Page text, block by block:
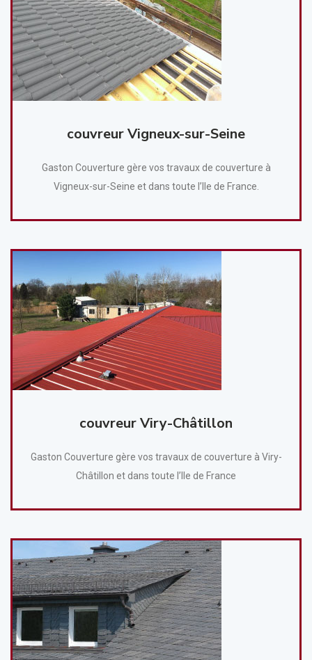
couvreur Vigneux-sur-Seine
Gaston Couverture gère vos travaux de couverture à
Vigneux-sur-Seine et dans toute l’Ile de France.
couvreur Viry-Châtillon
Gaston Couverture gère vos travaux de couverture à Viry-
Châtillon et dans toute l’Ile de France